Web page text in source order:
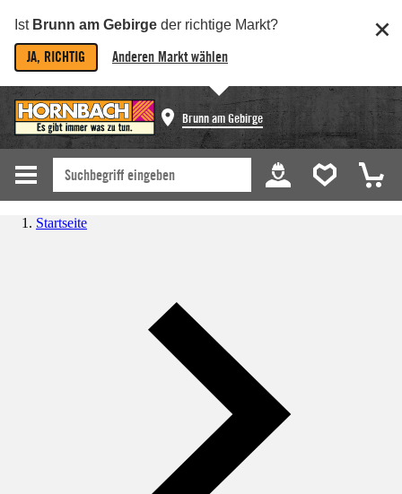
Ist Brunn am Gebirge der richtige Markt?
JA, RICHTIG Anderen Markt wählen
Brunn am Gebirge
Startseite